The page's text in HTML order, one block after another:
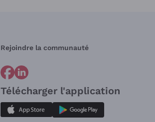
Rejoindre la communauté
Télécharger l'application